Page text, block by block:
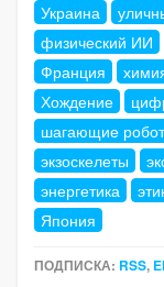
Украина
физический ИИ
Франция
Хождение
шагающие
экзоскелеты
энергетика
Япония
ПОДПИСКА: RSS,